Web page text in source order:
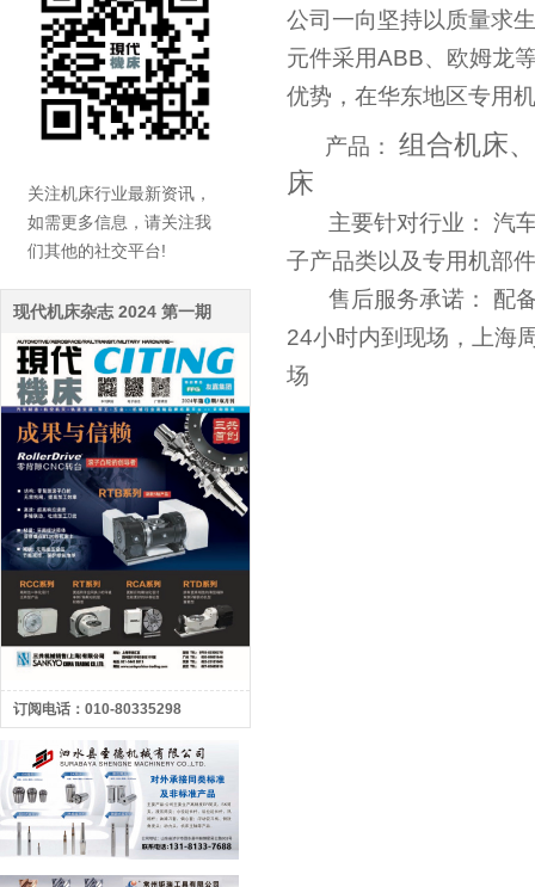
关注机床行业最新资讯，
如需更多信息，请关注我
们其他的社交平台!
现代机床杂志 2024 第一期
订阅电话：010-80335298
公司一向坚持以质量求
元件采用ABB、欧姆龙
优势，在华东地区专用
产品： 组合机床
床
主要针对行业：
汽
子产品类以及专用机部
售后服务承诺：
配
24小时内到现场，上海
场